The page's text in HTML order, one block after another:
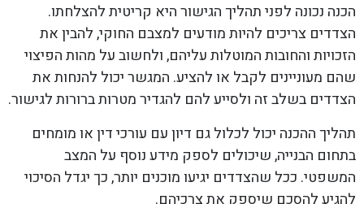
הכנה נכונה לפני תהליך הגישור היא קריטית להצלחתו.
הצדדים צריכים להיות מודעים למצבם החוקי, להבין את
הזכויות והחובות המוטלות עליהם, ולחשוב על מהות הפיצוי
שהם מעוניינים לקבל או להציע. המגשר יכול להנחות את
הצדדים בשלב זה ולסייע להם להגדיר מטרות ברורות לגישור.
תהליך ההכנה יכול לכלול גם דיון עם עורכי דין או מומחים
בתחום הבנייה, שיכולים לספק מידע נוסף על המצב
המשפטי. ככל שהצדדים יגיעו מוכנים יותר, כך יגדל הסיכוי
להגיע להסכם שיספק את צרכיהם.